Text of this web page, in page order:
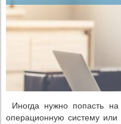
Иногда нужно попасть
операционную систему или